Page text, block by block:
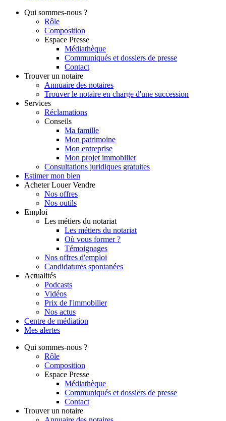
Qui sommes-nous ?
Rôle
Composition
Espace Presse
Médiathèque
Communiqués et dossiers de presse
Contact
Trouver un notaire
Annuaire des notaires
Trouver le notaire en charge d'une succession
Services
Réclamations
Conseils
Ma famille
Mon patrimoine
Mon entreprise
Mon projet immobilier
Consultations juridiques gratuites
Estimer mon bien
Acheter Louer Vendre
Nos offres
Nos outils
Emploi
Les métiers du notariat
Les métiers du notariat
Où vous former ?
Témoignages
Nos offres d'emploi
Candidatures spontanées
Actualités
Podcasts
Vidéos
Prix de l'immobilier
Nos actus
Centre de médiation
Mes alertes
Qui sommes-nous ?
Rôle
Composition
Espace Presse
Médiathèque
Communiqués et dossiers de presse
Contact
Trouver un notaire